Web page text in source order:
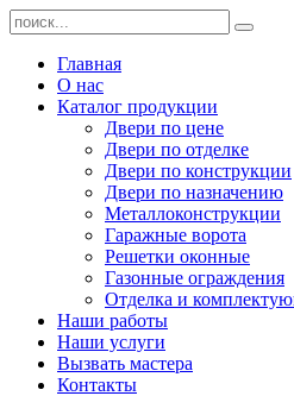
Главная
О нас
Каталог продукции
Двери по цене
Двери по отделке
Двери по конструкции
Двери по назначению
Металлоконструкции
Гаражные ворота
Решетки оконные
Газонные ограждения
Отделка и
Наши работы
Наши услуги
Вызвать мастера
Контакты